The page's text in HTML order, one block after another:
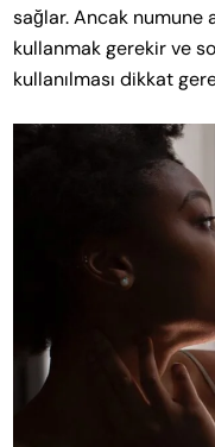
sağlar. Ancak
kullanmak gerekir ve
kullanılması dikkat